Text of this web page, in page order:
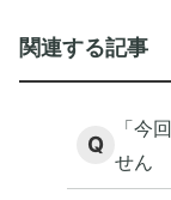
関連する記事
Q
「今
せん